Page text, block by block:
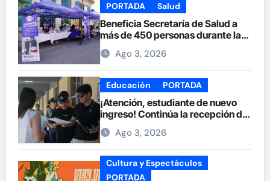
PORTADA Salud
Beneficia Secretaría de Salud a
más de 450 personas durante la
Feria de la Salud en la Plaza de
ArmasAgo 3, 2026
Educación PORTADA
¡Atención, estudiante de nuevo
ingreso! Continúa la recepción de
documentos en la UACH.
Ago 3, 2026
Cultura y Espectáculos
PORTADA